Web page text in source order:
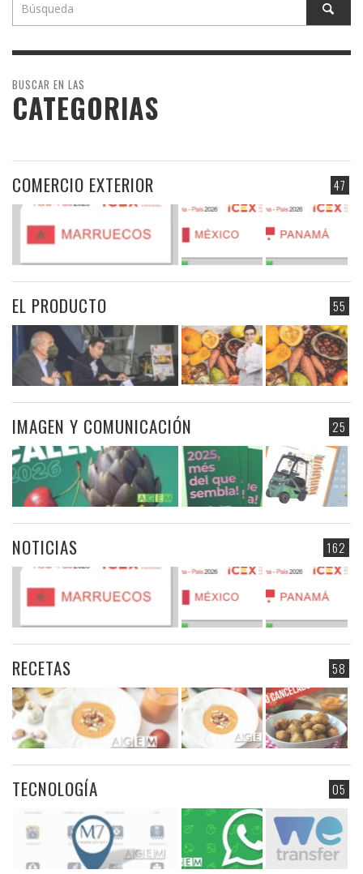
BUSCAR EN LAS
CATEGORIAS
47
COMERCIO EXTERIOR
55
EL PRODUCTO
25
IMAGEN Y COMUNICACIÓN
162
NOTICIAS
58
RECETAS
05
TECNOLOGÍA